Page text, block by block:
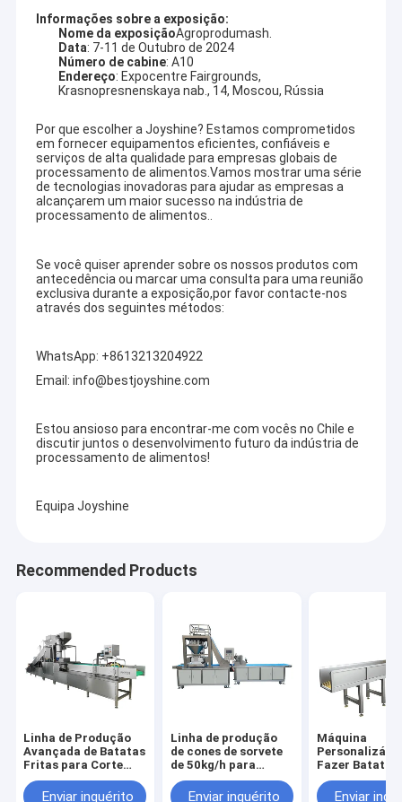
Informações sobre a exposição:
Nome da exposiçãoAgroprodumash.
Data: 7-11 de Outubro de 2024
Número de cabine: A10
Endereço: Expocentre Fairgrounds,
Krasnopresnenskaya nab., 14, Moscou, Rússia
Por que escolher a Joyshine? Estamos comprometidos
em fornecer equipamentos eficientes, confiáveis e
serviços de alta qualidade para empresas globais de
processamento de alimentos.Vamos mostrar uma série
de tecnologias inovadoras para ajudar as empresas a
alcançarem um maior sucesso na indústria de
processamento de alimentos..
Se você quiser aprender sobre os nossos produtos com
antecedência ou marcar uma consulta para uma reunião
exclusiva durante a exposição,por favor contacte-nos
através dos seguintes métodos:
WhatsApp: +8613213204922
Email: info@bestjoyshine.com
Estou ansioso para encontrar-me com vocês no Chile e
discutir juntos o desenvolvimento futuro da indústria de
processamento de alimentos!
Equipa Joyshine
Recommended Products
Linha de Produção
Avançada de Batatas
Fritas para Corte
Preciso de Batatas
com Espessura de 2-
Enviar inquérito
Linha de produção
de cones de sorvete
de 50kg/h para
produtos acabados,
batatas fritas, alta
Enviar inquérito
Máquina
Fazer
Congeladas
Produção de
Enviar